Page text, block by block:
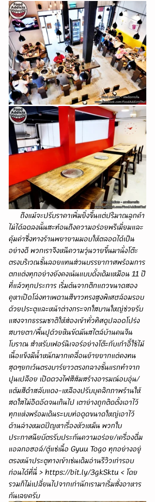
ไม่ได้ลดลงนั้นสะท้อนถึงความอร่อยพรีเมี่ยมและ
คุ้มค่าซึ่งทางร้านพยายามมอบให้ตลอดได้เป็น
อย่างดี พวกเราจึงหนีความวุ่นวายขึ้นมานั่งโต๊ะ
ตรงบริเวณชั้นลอยแทนส่วนบรรยากาศพร้อมการ
ตกแต่งทุกอย่างยังคงเน้นแบบดั้งเดิมเหมือน 11 ปี
ที่แล้วทุกประการ เริ่มต้นจากตึกแถวขนาดสอง
คูหาเปิดโล่งทาเพดานสีขาวทรงสูงพิเศษล้อมรอบ
ด้วยประตูและหน้าต่างกระจกใสบานใหญ่ช่วยรับ
แสงจากธรรมชาติให้ส่องเข้าทั่วทิศดูปลอดโปร่ง
สบายตา/พื้นปูด้วยหินขัดมันสไตล์บ้านคนจีน
โบราณ สำหรับเฟอร์นิเจอร์อย่างโต๊ะกับเก้าอี้ใช้ไม้
เนื้อแข็งมีน้ำหนักมากเคลื่อนย้ายยากแต่คงทน
สุดๆยกเว้นตรงบาร์ยาวตรงกลางชั้นแรกทำจาก
ปูนเปลือย เปิดดวงไฟสีส้มสร้างอารมณ์อบอุ่น/
แต้มสีดำสลับแดง-เหลืองปรับบุคลิกภาพร้านให้
สดใสไม่อึดอัดจนเกินไป เตาย่างถูกติดตั้งเอาไว้
ทุกแห่งพร้อมเดินระบบท่อดูดขนาดใหญ่เอาไว้
ด้านล่างหมดปัญหาเรื่องหัวเหม็น พวกใบ
ประกาศนียบัตรรับประกันความอร่อย/เครื่องดื่ม
แอลกอฮอล์/ตู้แช่เนื้อ Gyuu Togo ทุกอย่างอยู่
ตรงหน้าประตูทางเข้าเช่นเดิมอ่านรีวิวเก่ารอบ
ก่อนได้ที่นี่ > https://bit.ly/3gkSktu < โดย
รวมก็ไม่เปลี่ยนไปจากเก่านักเรามาเริ่มสั่งอาหาร
กันเลยครับ